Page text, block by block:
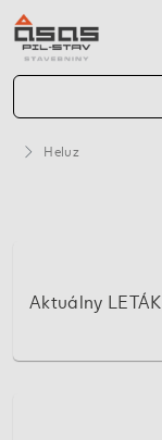
Heluz
Aktuálny LETÁK